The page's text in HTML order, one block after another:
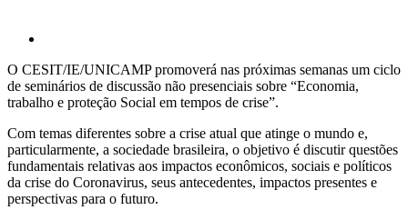
O CESIT/IE/UNICAMP promoverá nas próximas semanas um ciclo
de seminários de discussão não presenciais sobre “Economia,
trabalho e proteção Social em tempos de crise”.
Com temas diferentes sobre a crise atual que atinge o mundo e,
particularmente, a sociedade brasileira, o objetivo é discutir questões
fundamentais relativas aos impactos econômicos, sociais e políticos
da crise do Coronavirus, seus antecedentes, impactos presentes e
perspectivas para o futuro.